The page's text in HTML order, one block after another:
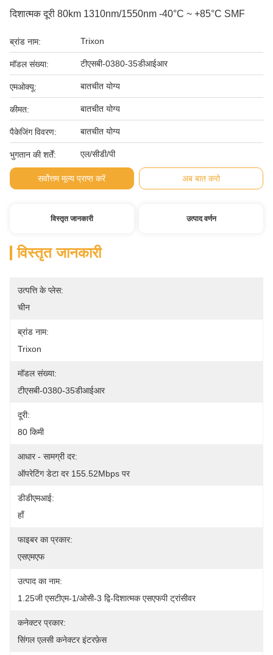
दिशात्मक दूरी 80km 1310nm/1550nm -40°C ~ +85°C SMF
ब्रांड नाम: Trixon
मॉडल संख्या: टीएसबी-0380-35डीआईआर
एमओक्यू: बातचीत योग्य
कीमत: बातचीत योग्य
पैकेजिंग विवरण: बातचीत योग्य
भुगतान की शर्तें: एल/सीडी/पी
सर्वोत्तम मूल्य प्राप्त करें अब बात करो
विस्तृत जानकारी उत्पाद वर्णन
विस्तृत जानकारी
उत्पत्ति के प्लेस:
चीन
ब्रांड नाम:
Trixon
मॉडल संख्या:
टीएसबी-0380-35डीआईआर
दूरी:
80 किमी
आधार - सामग्री दर:
ऑपरेटिंग डेटा दर 155.52Mbps पर
डीडीएमआई:
हाँ
फाइबर का प्रकार:
एसएमएफ
उत्पाद का नाम:
1.25जी एसटीएम-1/ओसी-3 द्वि-दिशात्मक एसएफपी ट्रांसीवर
कनेक्टर प्रकार:
सिंगल एलसी कनेक्टर इंटरफ़ेस